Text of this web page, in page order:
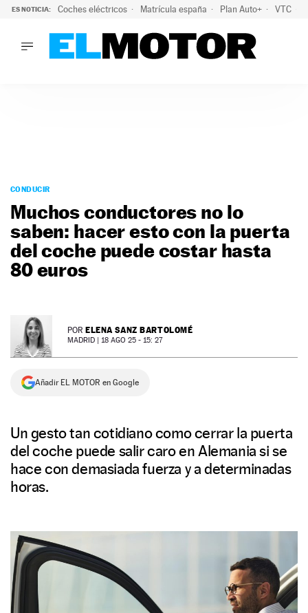
ES NOTICIA: Coches eléctricos Matrícula españa Plan Auto+ VTC
PODCAST
MOTOS
TECNOLOGÍA
SUPERCOCHES
MOTORTV
NEWSLETTER
CONDUCIR
Muchos conductores no lo
saben: hacer esto con la puerta
del coche puede costar hasta
80 euros
POR ELENA SANZ BARTOLOMÉ
MADRID | 18 AGO 25 - 15: 27
Añadir EL MOTOR en Google
Un gesto tan cotidiano como cerrar la puerta
del coche puede salir caro en Alemania si se
hace con demasiada fuerza y a determinadas
horas.